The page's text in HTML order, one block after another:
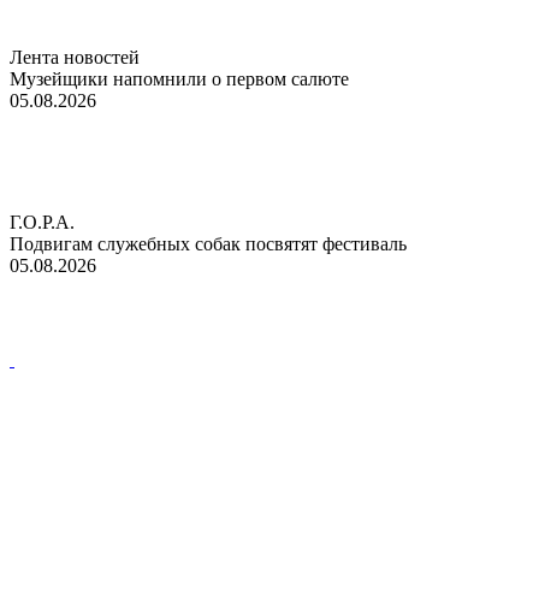
Лента новостей
Музейщики напомнили о первом салюте
05.08.2026
Г.О.Р.А.
Подвигам служебных собак посвятят фестиваль
05.08.2026